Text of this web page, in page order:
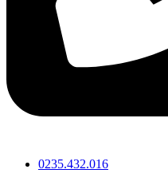
0235.432.016